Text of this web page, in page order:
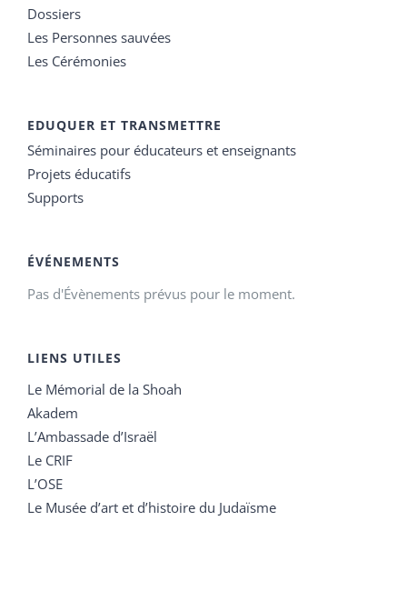
Dossiers
Les Personnes sauvées
Les Cérémonies
EDUQUER ET TRANSMETTRE
Séminaires pour éducateurs et enseignants
Projets éducatifs
Supports
ÉVÉNEMENTS
Pas d'Évènements prévus pour le moment.
LIENS UTILES
Le Mémorial de la Shoah
Akadem
L’Ambassade d’Israël
Le CRIF
L’OSE
Le Musée d’art et d’histoire du Judaïsme